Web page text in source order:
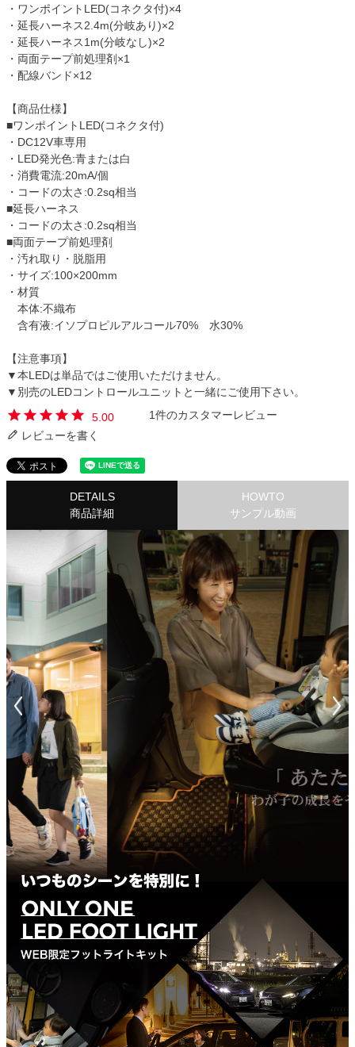
・ワンポイントLED(コネクタ付)×4
・延長ハーネス2.4m(分岐あり)×2
・延長ハーネス1m(分岐なし)×2
・両面テープ前処理剤×1
・配線バンド×12
【商品仕様】
■ワンポイントLED(コネクタ付)
・DC12V車専用
・LED発光色:青または白
・消費電流:20mA/個
・コードの太さ:0.2sq相当
■延長ハーネス
・コードの太さ:0.2sq相当
■両面テープ前処理剤
・汚れ取り・脱脂用
・サイズ:100×200mm
・材質
本体:不織布
含有液:イソプロピルアルコール70% 水30%
【注意事項】
▼本LEDは単品ではご使用いただけません。
▼別売のLEDコントロールユニットと一緒にご使用下さい。
5.00
1
レビューを書く
DETAILS
商品詳細
HOWTO
サンプル動画